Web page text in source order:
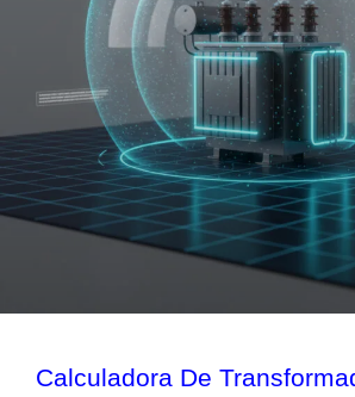
Calculadora De